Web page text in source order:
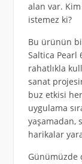
alan var.
istemez ki?
Bu ürünün
Saltica Pearl
rahatlıkla
sanat
buz etkisi
uygulama
yaşamadan,
harikalar
Günümüzde